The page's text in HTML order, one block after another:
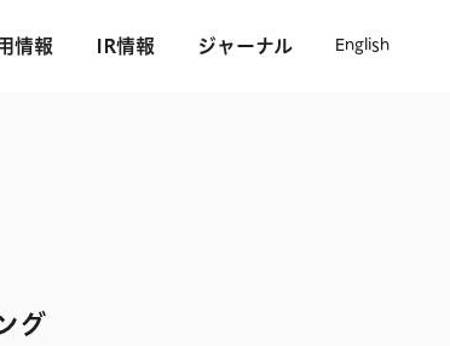
情報 IR情報 ジャーナル English
グ